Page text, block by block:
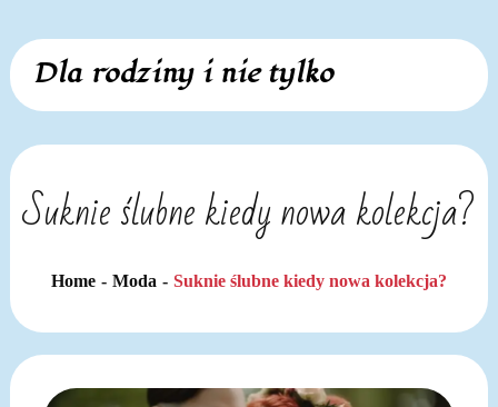
Skip
content
Dla rodziny i nie tylko
Suknie ślubne kiedy nowa kolekcja?
Home Moda Suknie ślubne kiedy nowa kolekcja?